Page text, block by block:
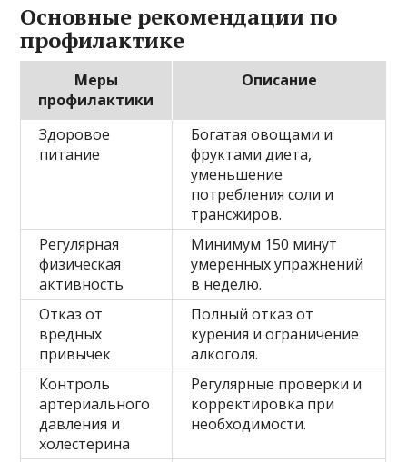
Основные рекомендации по
профилактике
Меры
профилактики
Описание
Здоровое
питание
Богатая овощами и
фруктами диета,
уменьшение
потребления соли и
трансжиров.
Регулярная
физическая
активность
Минимум 150 минут
умеренных упражнений
в неделю.
Отказ от
вредных
привычек
Полный отказ от
курения и ограничение
алкоголя.
Контроль
артериального
давления и
холестерина
Регулярные проверки и
корректировка при
необходимости.